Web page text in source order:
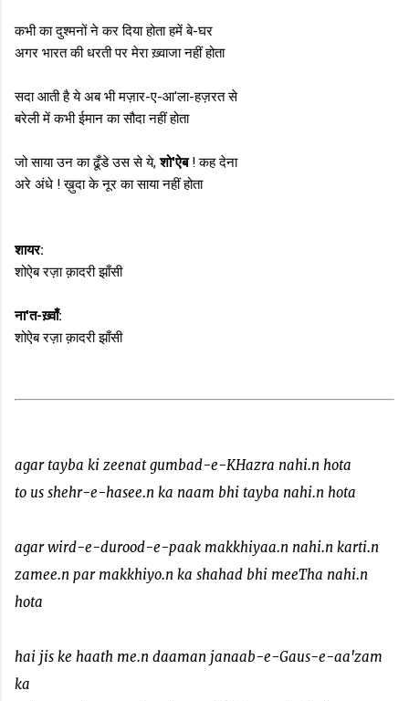
कभी का दुश्मनों ने कर दिया होता हमें बे-घर
अगर भारत की धरती पर मेरा ख़्वाजा नहीं होता
सदा आती है ये अब भी मज़ार-ए-आ'ला-हज़रत से
बरेली में कभी ईमान का सौदा नहीं होता
जो साया उन का ढूँडे उस से ये,शो'ऐब! कह देना
अरे अंधे ! ख़ुदा के नूर का साया नहीं होता
शायर:
शोऐब रज़ा क़ादरी झाँसी
ना'त-ख़्वाँ:
शोऐब रज़ा क़ादरी झाँसी
agar tayba ki zeenat gumbad-e-KHazra nahi.n hota
to us shehr-e-hasee.n ka naam bhi tayba nahi.n hota
agar wird-e-durood-e-paak makkhiyaa.n nahi.n karti.n
zamee.n par makkhiyo.n ka shahad bhi meeTha nahi.n
hota
hai jis ke haath me.n daaman janaab-e-Gaus-e-aa'zam
ka